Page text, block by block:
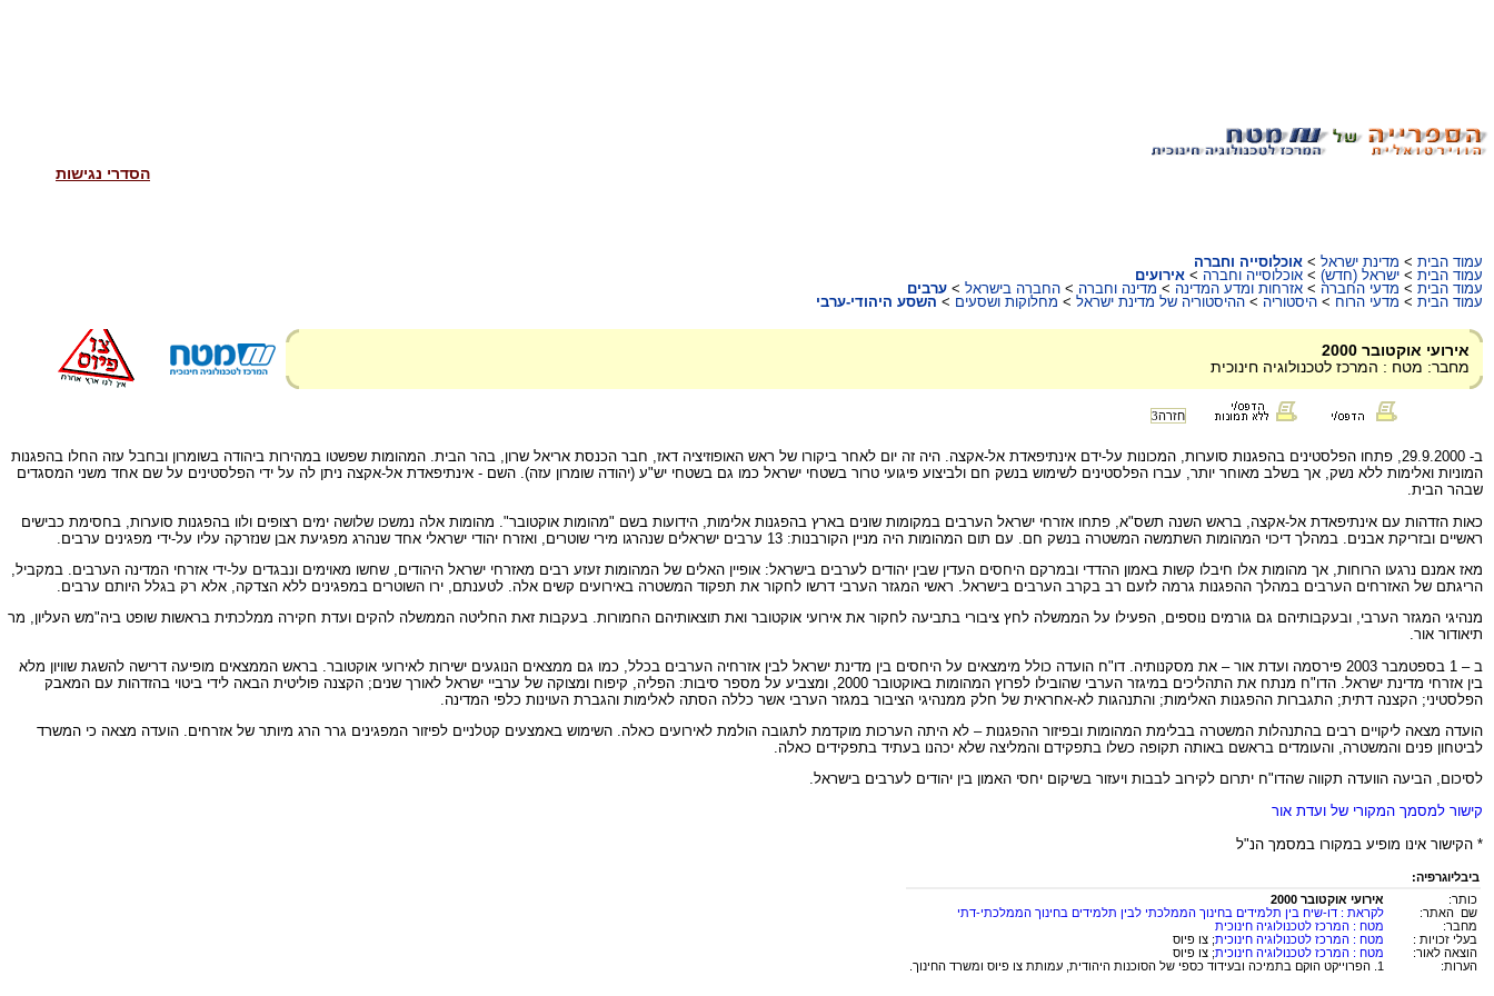
הסדרי נגישות
עמוד הבית > מדינת ישראל > אוכלוסייה וחברה
עמוד הבית > ישראל (חדש) > אוכלוסייה וחברה > אירועים
עמוד הבית > מדעי החברה > אזרחות ומדע המדינה > מדינה וחברה > החברה בישראל > ערבים
עמוד הבית > מדעי הרוח > היסטוריה > ההיסטוריה של מדינת ישראל > מחלוקות ושסעים > השסע היהודי-ערבי
אירועי אוקטובר 2000
מחבר: מטח : המרכז לטכנולוגיה חינוכית
חזרה3
ב- 29.9.2000, פתחו הפלסטינים בהפגנות סוערות, המכונות על-ידם אינתיפאדת אל-אקצה. היה זה יום לאחר ביקורו של ראש האופוזיציה דאז, חבר הכנסת אריאל שרון, בהר הבית. המהומות שפשטו במהירות ביהודה בשומרון ובחבל עזה החלו בהפגנות
המוניות ואלימות ללא נשק, אך בשלב מאוחר יותר, עברו הפלסטינים לשימוש בנשק חם ולביצוע פיגועי טרור בשטחי ישראל כמו גם בשטחי יש"ע (יהודה שומרון עזה). השם - אינתיפאדת אל-אקצה ניתן לה על ידי הפלסטינים על שם אחד משני המסגדים
שבהר הבית.
כאות הזדהות עם אינתיפאדת אל-אקצה, בראש השנה תשס"א, פתחו אזרחי ישראל הערבים במקומות שונים בארץ בהפגנות אלימות, הידועות בשם "מהומות אוקטובר". מהומות אלה נמשכו שלושה ימים רצופים ולוו בהפגנות סוערות, בחסימת כבישים
ראשיים ובזריקת אבנים. במהלך דיכוי המהומות השתמשה המשטרה בנשק חם. עם תום המהומות היה מניין הקורבנות: 13 ערבים ישראלים שנהרגו מירי שוטרים, ואזרח יהודי ישראלי אחד שנהרג מפגיעת אבן שנזרקה עליו על-ידי מפגינים ערבים.
מאז אמנם נרגעו הרוחות, אך מהומות אלו חיבלו קשות באמון ההדדי ובמרקם היחסים העדין שבין יהודים לערבים בישראל: אופיין האלים של המהומות זעזע רבים מאזרחי ישראל היהודים, שחשו מאוימים ונבגדים על-ידי אזרחי המדינה הערבים. במקביל,
הריגתם של האזרחים הערבים במהלך ההפגנות גרמה לזעם רב בקרב הערבים בישראל. ראשי המגזר הערבי דרשו לחקור את תפקוד המשטרה באירועים קשים אלה. לטענתם, ירו השוטרים במפגינים ללא הצדקה, אלא רק בגלל היותם ערבים.
מנהיגי המגזר הערבי, ובעקבותיהם גם גורמים נוספים, הפעילו על הממשלה לחץ ציבורי בתביעה לחקור את אירועי אוקטובר ואת תוצאותיהם החמורות. בעקבות זאת החליטה הממשלה להקים ועדת חקירה ממלכתית בראשות שופט ביה"מש העליון, מר
תיאודור אור.
ב – 1 בספטמבר 2003 פירסמה ועדת אור – את מסקנותיה. דו"ח הועדה כולל מימצאים על היחסים בין מדינת ישראל לבין אזרחיה הערבים בכלל, כמו גם ממצאים הנוגעים ישירות לאירועי אוקטובר. בראש הממצאים מופיעה דרישה להשגת שוויון מלא
בין אזרחי מדינת ישראל. הדו"ח מנתח את התהליכים במיגזר הערבי שהובילו לפרוץ המהומות באוקטובר 2000, ומצביע על מספר סיבות: הפליה, קיפוח ומצוקה של ערביי ישראל לאורך שנים; הקצנה פוליטית הבאה לידי ביטוי בהזדהות עם המאבק
הפלסטיני; הקצנה דתית; התגברות ההפגנות האלימות; והתנהגות לא-אחראית של חלק ממנהיגי הציבור במגזר הערבי אשר כללה הסתה לאלימות והגברת העוינות כלפי המדינה.
הועדה מצאה ליקויים רבים בהתנהלות המשטרה בבלימת המהומות ובפיזור ההפגנות – לא היתה הערכות מוקדמת לתגובה הולמת לאירועים כאלה. השימוש באמצעים קטלניים לפיזור המפגינים גרר הרג מיותר של אזרחים. הועדה מצאה כי המשרד
לביטחון פנים והמשטרה, והעומדים בראשם באותה תקופה כשלו בתפקידם והמליצה שלא יכהנו בעתיד בתפקידים כאלה.
לסיכום, הביעה הוועדה תקווה שהדו"ח יתרום לקירוב לבבות ויעזור בשיקום יחסי האמון בין יהודים לערבים בישראל.
קישור למסמך המקורי של ועדת אור
* הקישור אינו מופיע במקורו במסמך הנ"ל
ביבליוגרפיה:
כותר:
אירועי אוקטובר 2000
שם האתר:
לקראת : דו-שיח בין תלמידים בחינוך הממלכתי לבין תלמידים בחינוך הממלכתי-דתי
מחבר:
מטח : המרכז לטכנולוגיה חינוכית
בעלי זכויות :
מטח : המרכז לטכנולוגיה חינוכית; צו פיוס
הוצאה לאור:
מטח : המרכז לטכנולוגיה חינוכית; צו פיוס
הערות:
1. הפרוייקט הוקם בתמיכה ובעידוד כספי של הסוכנות היהודית, עמותת צו פיוס ומשרד החינוך.